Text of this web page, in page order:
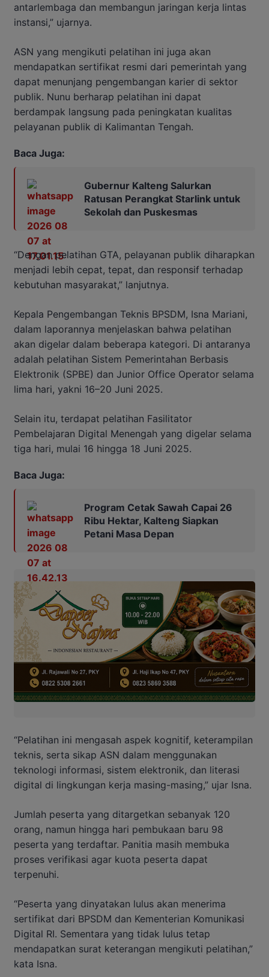
antarlembaga dan membangun jaringan kerja lintas
instansi,” ujarnya.
ASN yang mengikuti pelatihan ini juga akan
mendapatkan sertifikat resmi dari pemerintah yang
dapat menunjang pengembangan karier di sektor
publik. Nunu berharap pelatihan ini dapat
berdampak langsung pada peningkatan kualitas
pelayanan publik di Kalimantan Tengah.
Baca Juga:
Gubernur Kalteng Salurkan
Ratusan Perangkat Starlink untuk
Sekolah dan Puskesmas
“Dengan pelatihan GTA, pelayanan publik diharapkan
menjadi lebih cepat, tepat, dan responsif terhadap
kebutuhan masyarakat,” lanjutnya.
Kepala Pengembangan Teknis BPSDM, Isna Mariani,
dalam laporannya menjelaskan bahwa pelatihan
akan digelar dalam beberapa kategori. Di antaranya
adalah pelatihan Sistem Pemerintahan Berbasis
Elektronik (SPBE) dan Junior Office Operator selama
lima hari, yakni 16–20 Juni 2025.
Selain itu, terdapat pelatihan Fasilitator
Pembelajaran Digital Menengah yang digelar selama
tiga hari, mulai 16 hingga 18 Juni 2025.
Baca Juga:
Program Cetak Sawah Capai 26
Ribu Hektar, Kalteng Siapkan
Petani Masa Depan
“Pelatihan ini mengasah aspek kognitif, keterampilan
teknis, serta sikap ASN dalam menggunakan
teknologi informasi, sistem elektronik, dan literasi
digital di lingkungan kerja masing-masing,” ujar Isna.
Jumlah peserta yang ditargetkan sebanyak 120
orang, namun hingga hari pembukaan baru 98
peserta yang terdaftar. Panitia masih membuka
proses verifikasi agar kuota peserta dapat
terpenuhi.
“Peserta yang dinyatakan lulus akan menerima
sertifikat dari BPSDM dan Kementerian Komunikasi
Digital RI. Sementara yang tidak lulus tetap
mendapatkan surat keterangan mengikuti pelatihan,”
kata Isna.